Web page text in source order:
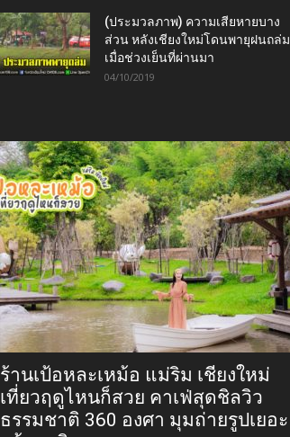
(ประมวลภาพ) ความเสียหายบาง
ส่วน หลังเชียงใหม่โดนพายุฝนถล่ม
เมื่อช่วงเย็นที่ผ่านมา
04/10/2019
ร้านเป้อหละเหม้อ แม่ริม เชียงใหม่
เที่ยวฤดูไหนก็สวย คาเฟ่สุดชิลวิว
ธรรมชาติ 360 องศา มุมถ่ายรูปเยอะ